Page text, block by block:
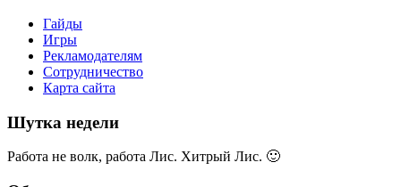
Гайды
Игры
Рекламодателям
Сотрудничество
Карта сайта
Шутка недели
Работа не волк, работа Лис. Хитрый Лис. 🙂